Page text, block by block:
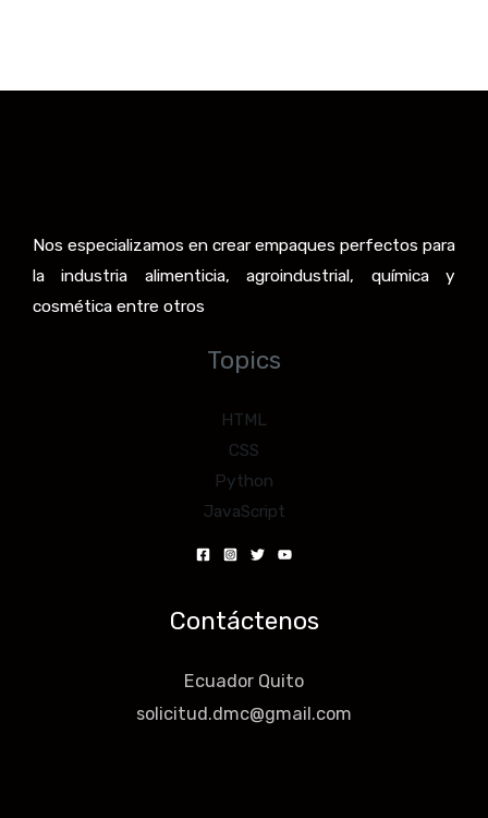
Nos especializamos en crear empaques perfectos para
la industria alimenticia, agroindustrial, química y
cosmética entre otros
Topics
HTML
CSS
Python
JavaScript
Contáctenos
Ecuador Quito
solicitud.dmc@gmail.com